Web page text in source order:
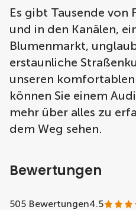
Es gibt Tausende von
und in den Kanälen,
Blumenmarkt,
erstaunliche
unseren
können Sie einem
mehr über alles zu
dem Weg sehen.
Bewertungen
505 Bewertungen4.5